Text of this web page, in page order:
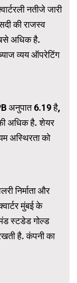
नतीजे जारी
की राजस्व
अधिक है.
व्यय ऑपरेटिंग
अनुपात 6.19 है,
अधिक है. शेयर
अस्थिरता को
निर्माता और
मुंबई के
स्टडेड गोल्ड
है. कंपनी का